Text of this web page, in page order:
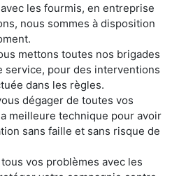
les fourmis, en entreprise
nous sommes à disposition
mettons toutes nos brigades
service, pour des interventions
dans les règles.
dégager de toutes vos
meilleure technique pour avoir
sans faille et sans risque de
vos problèmes avec les